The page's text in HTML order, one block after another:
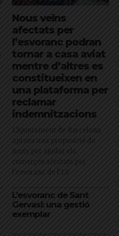
Nous veïns
afectats per
l’esvoranc podran
tornar a casa aviat
mentre d’altres es
constitueixen en
una plataforma per
reclamar
indemnitzacions
L’Ajuntament de Barcelona
aprova una proposició de
Junts per ajudar els
comerços afectats per
l'esvoranc de l'L9
L’esvoranc de Sant
Gervasi: una gestió
exemplar